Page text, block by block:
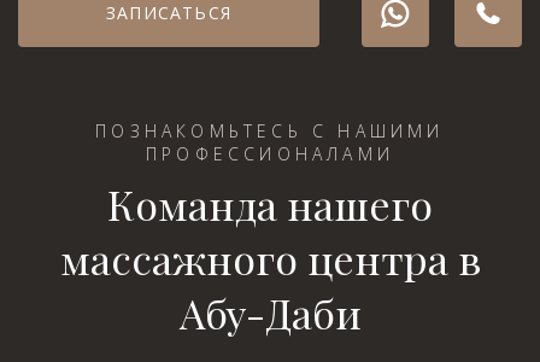
ЗАПИСАТЬСЯ
ПОЗНАКОМЬТЕСЬ С НАШИМИ
ПРОФЕССИОНАЛАМИ
Команда нашего
массажного центра в
Абу-Даби